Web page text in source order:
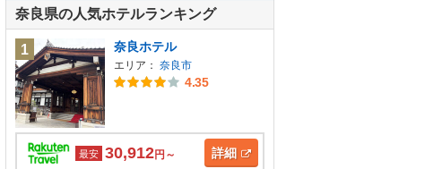
奈良県の人気ホテルランキング
1 奈良ホテル
エリア： 奈良市
4.35
最安 30,912円～ 詳細